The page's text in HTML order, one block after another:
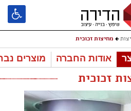
מחיצות זכוכית
אודות החברה מוצרים
זכוכית